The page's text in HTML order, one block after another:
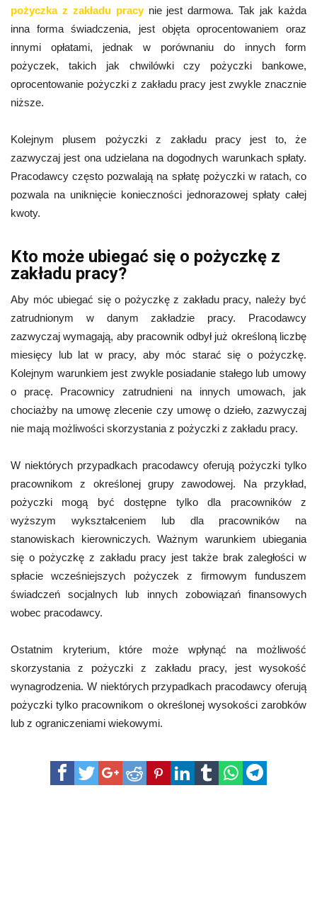
pożyczka z zakładu pracynie jest darmowa. Tak jak każda
inna forma świadczenia, jest objęta oprocentowaniem oraz
innymi opłatami, jednak w porównaniu do innych form
pożyczek, takich jak chwilówki czy pożyczki bankowe,
oprocentowanie pożyczki z zakładu pracy jest zwykle znacznie
niższe.
Kolejnym plusem pożyczki z zakładu pracy jest to, że
zazwyczaj jest ona udzielana na dogodnych warunkach spłaty.
Pracodawcy często pozwalają na spłatę pożyczki w ratach, co
pozwala na uniknięcie konieczności jednorazowej spłaty całej
kwoty.
Kto może ubiegać się o pożyczkę z
zakładu pracy?
Aby móc ubiegać się o pożyczkę z zakładu pracy, należy być
zatrudnionym w danym zakładzie pracy. Pracodawcy
zazwyczaj wymagają, aby pracownik odbył już określoną liczbę
miesięcy lub lat w pracy, aby móc starać się o pożyczkę.
Kolejnym warunkiem jest zwykle posiadanie stałego lub umowy
o pracę. Pracownicy zatrudnieni na innych umowach, jak
chociażby na umowę zlecenie czy umowę o dzieło, zazwyczaj
nie mają możliwości skorzystania z pożyczki z zakładu pracy.
W niektórych przypadkach pracodawcy oferują pożyczki tylko
pracownikom z określonej grupy zawodowej. Na przykład,
pożyczki mogą być dostępne tylko dla pracowników z
wyższym wykształceniem lub dla pracowników na
stanowiskach kierowniczych. Ważnym warunkiem ubiegania
się o pożyczkę z zakładu pracy jest także brak zaległości w
spłacie wcześniejszych pożyczek z firmowym funduszem
świadczeń socjalnych lub innych zobowiązań finansowych
wobec pracodawcy.
Ostatnim kryterium, które może wpłynąć na możliwość
skorzystania z pożyczki z zakładu pracy, jest wysokość
wynagrodzenia. W niektórych przypadkach pracodawcy oferują
pożyczki tylko pracownikom o określonej wysokości zarobków
lub z ograniczeniami wiekowymi.